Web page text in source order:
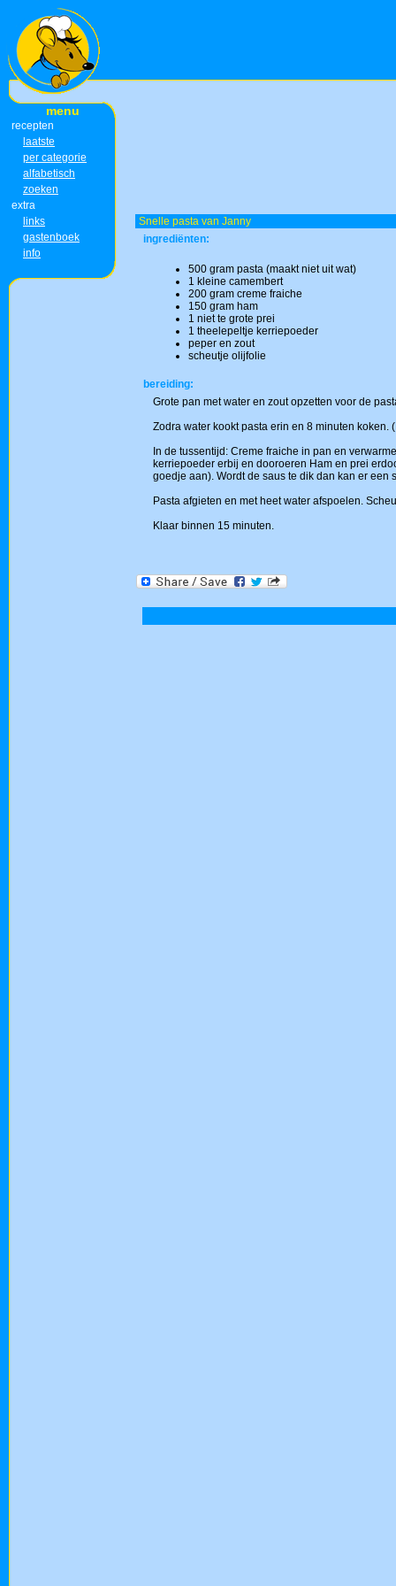
menu
recepten
laatste
per categorie
alfabetisch
zoeken
extra
links
gastenboek
info
Snelle pasta van Janny
ingrediënten:
500 gram pasta (maakt niet uit wat)
1 kleine camembert
200 gram creme fraiche
150 gram ham
1 niet te grote prei
1 theelepeltje kerriepoeder
peper en zout
scheutje olijfolie
bereiding:
Grote pan met water en zout opzetten voor de
Zodra water kookt pasta erin en 8 minuten
In de tussentijd: Creme fraiche in pan en
kerriepoeder erbij en dooroeren Ham en prei
goedje aan). Wordt de saus te dik dan kan er een
Pasta afgieten en met heet water afspoelen.
Klaar binnen 15 minuten.